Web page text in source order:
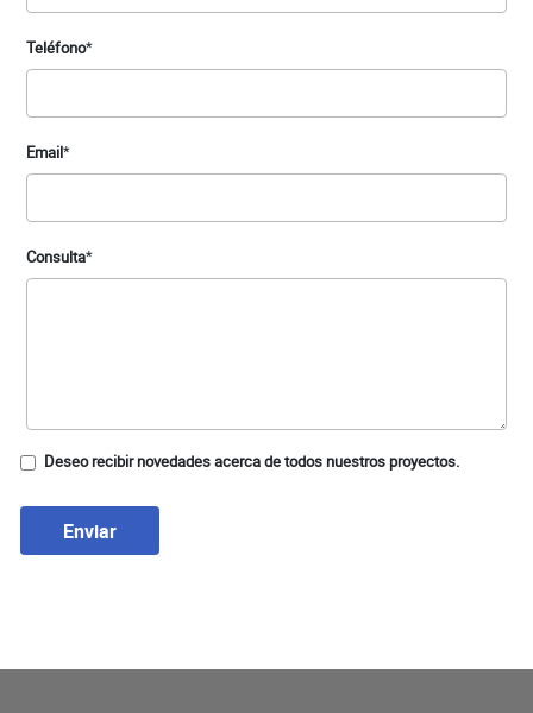
Teléfono*
Email*
Consulta*
Deseo recibir novedades acerca de todos nuestros proyectos.
Enviar